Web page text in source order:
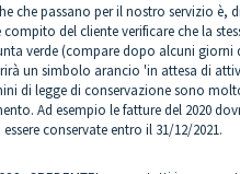
che passano per il nostro servizio
del cliente verificare che la
verde (compare dopo alcuni
un simbolo arancio 'in attesa di
di legge di conservazione sono
Ad esempio le fatture del 2020
conservate entro il 31/12/2021.